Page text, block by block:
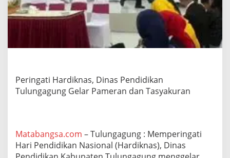
D
i
n
P
i
d
n
T
u
Peringati Hardiknas, Dinas Pendidikan
Tulungagung Gelar Pameran dan Tasyakuran
Matabangsa.com – Tulungagung : Memperingati
Hari Pendidikan Nasional (Hardiknas), Dinas